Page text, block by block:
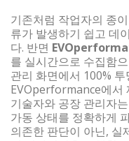
기존처럼 작업자의 종
류가 발생하기 쉽고 데
다. 반면
를 실시간으로 수집함
관리 화면에서 100%
EVOperformance에서
기술자와 공장 관리자
가동 상태를 정확하게
의존한 판단이 아닌, 실